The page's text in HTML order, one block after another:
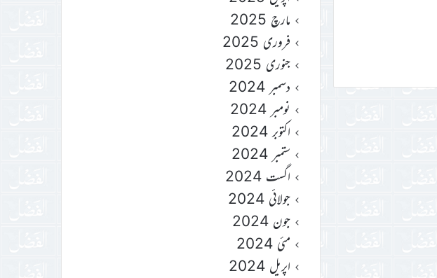
مارچ 2025
فروری 2025
جنوری 2025
دسمبر 2024
نومبر 2024
اکتوبر 2024
ستمبر 2024
اگست 2024
جولائی 2024
جون 2024
مئی 2024
اپریل 2024